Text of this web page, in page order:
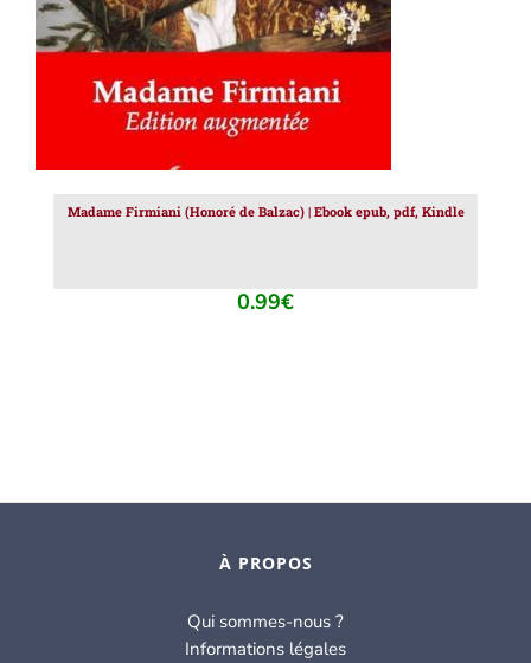
Madame Firmiani (Honoré de Balzac) | Ebook epub, pdf, Kindle
0.99€
À PROPOS
Qui sommes-nous ?
Informations légales